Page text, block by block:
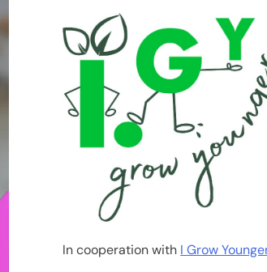
In cooperation with I Grow